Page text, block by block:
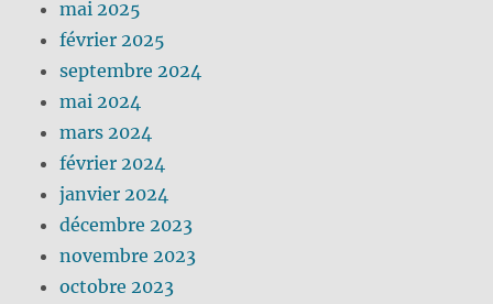
mai 2025
février 2025
septembre 2024
mai 2024
mars 2024
février 2024
janvier 2024
décembre 2023
novembre 2023
octobre 2023